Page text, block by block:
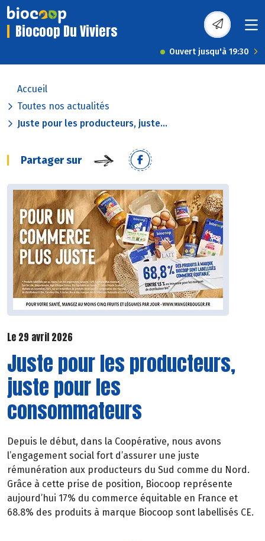
Biocoop Du Viviers
Ouvert jusqu'à 19:30
Accueil
Toutes nos actualités
Juste pour les producteurs, juste...
Partager sur
Le 29 avril 2026
Juste pour les producteurs,
juste pour les
consommateurs
Depuis le début, dans la Coopérative, nous avons
l’engagement social fort d’assurer une juste
rémunération aux producteurs du Sud comme du Nord.
Grâce à cette prise de position, Biocoop représente
aujourd’hui 17% du commerce équitable en France et
68.8% des produits à marque Biocoop sont labellisés CE.